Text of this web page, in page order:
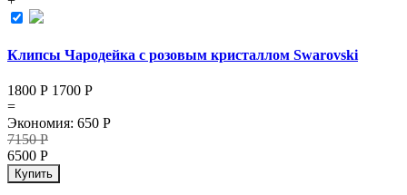
Клипсы Чародейка с розовым кристаллом Swarovski
1800 Р 1700 Р
=
Экономия: 650 Р
7150Р
6500 Р
Купить